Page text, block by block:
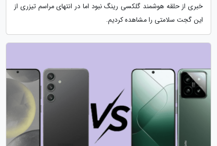
خبری از حلقه هوشمند گلکسی رینگ نبود اما در انتهای مراسم تیزری از
این گجت سلامتی را مشاهده کردیم.